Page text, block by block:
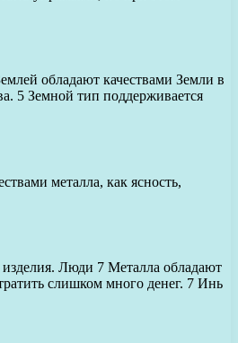
обладают качествами Земли в
5 Земной тип поддерживается
металла, как ясность,
Люди 7 Металла обладают
слишком много денег. 7 Инь